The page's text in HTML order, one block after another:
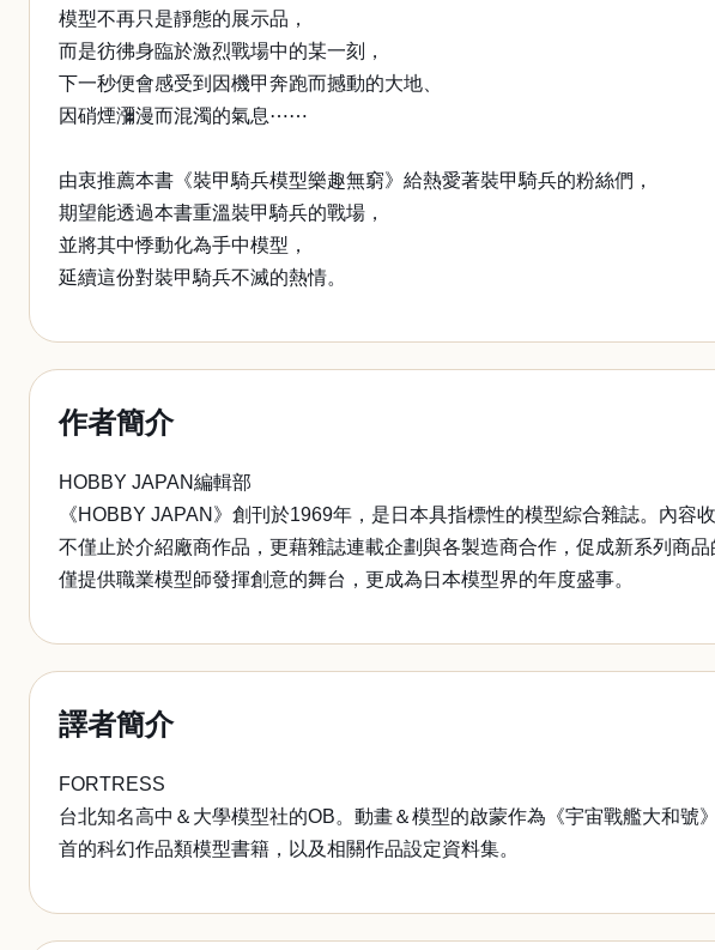
模型不再只是靜態的展示品，
而是彷彿身臨於激烈戰場中的某一刻，
下一秒便會感受到因機甲奔跑而撼動的大地、
因硝煙瀰漫而混濁的氣息⋯⋯
由衷推薦本書《裝甲騎兵模型樂趣無窮》給熱愛著裝甲騎兵的粉絲們，
期望能透過本書重溫裝甲騎兵的戰場，
並將其中悸動化為手中模型，
延續這份對裝甲騎兵不滅的熱情。
作者簡介
HOBBY JAPAN編輯部
《HOBBY JAPAN》創刊於1969年，是日本具指標性的模型綜合雜誌。內
不僅止於介紹廠商作品，更藉雜誌連載企劃與各製造商合作，促成新系列商
僅提供職業模型師發揮創意的舞台，更成為日本模型界的年度盛事。
譯者簡介
FORTRESS
台北知名高中＆大學模型社的OB。動畫＆模型的啟蒙作為《宇宙戰艦大和
首的科幻作品類模型書籍，以及相關作品設定資料集。